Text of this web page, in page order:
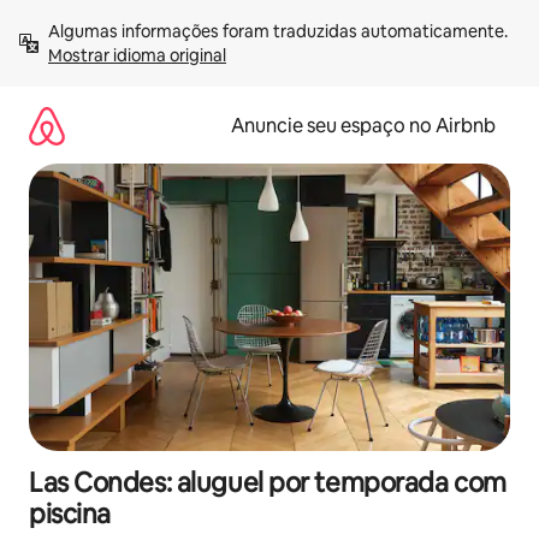
para
Mostrar idioma original
Anuncie seu espaço no Airbnb
Las Condes: aluguel por temporada com
piscina